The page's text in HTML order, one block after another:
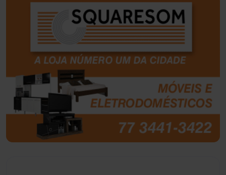
Bom Jesus da Lapa (507)
Boquira (152)
Botuporã
Brasil (7680)
Brumado (31958)